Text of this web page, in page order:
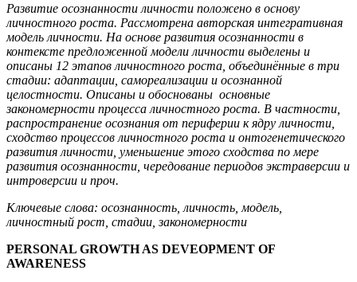
Развитие осознанности личности положено в основу
личностного роста. Рассмотрена авторская интегративная
модель личности. На основе развития осознанности в
контексте предложенной модели личности выделены и
описаны 12 этапов личностного роста, объединённые в три
стадии: адаптации, самореализации и осознанной
целостности. Описаны и обоснованы основные
закономерности процесса личностного роста. В частности,
распространение осознания от периферии к ядру личности,
сходство процессов личностного роста и онтогенетического
развития личности, уменьшение этого сходства по мере
развития осознанности, чередование периодов экстраверсии и
интроверсии и проч.
Ключевые слова: осознанность, личность, модель,
личностный рост, стадии, закономерности
PERSONAL GROWTH AS DEVEOPMENT OF
AWARENESS